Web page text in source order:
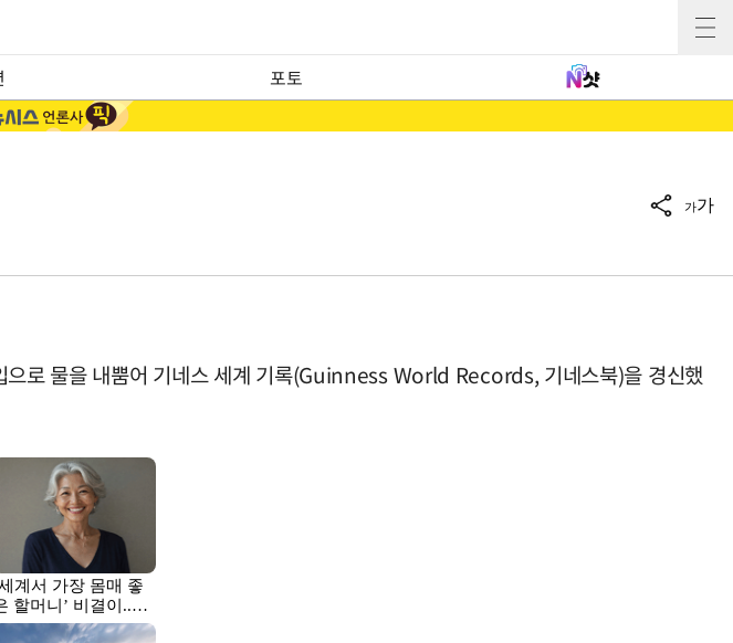
포토
가가
로 물을 내뿜어 기네스 세계 기록(Guinness World Records, 기네스북)을 경신했